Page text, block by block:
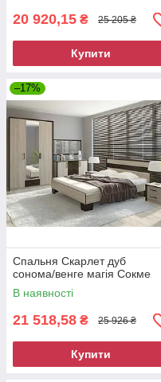
20 920,15 ₴ 25 205 ₴
Купити
–17%
Спальня Скарлет дуб
сонома/венге магія Сокме
В наявності
21 518,58 ₴ 25 926 ₴
Купити